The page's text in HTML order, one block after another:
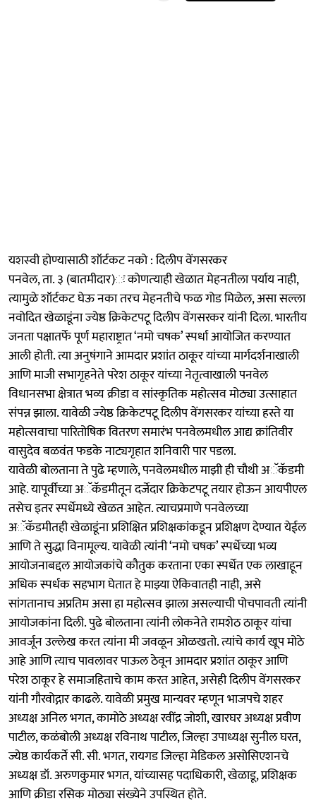
यशस्‍वी होण्यासाठी शॉर्टकट नको : दिलीप वेंगसरकर
पनवेल, ता. ३ (बातमीदार)ः कोणत्‍याही खेळात मेहनतीला पर्याय नाही,
त्यामुळे शॉर्टकट घेऊ नका तरच मेहनतीचे फळ गोड मिळेल, असा सल्ला
नवोदित खेळाडूंना ज्‍येष्ठ क्रिकेटपटू दिलीप वेंगसरकर यांनी दिला. भारतीय
जनता पक्षातर्फे पूर्ण महाराष्ट्रात ‘नमो चषक’ स्पर्धा आयोजित करण्यात
आली होती. त्या अनुषंगाने आमदार प्रशांत ठाकूर यांच्या मार्गदर्शनाखाली
आणि माजी सभागृहनेते परेश ठाकूर यांच्या नेतृत्वाखाली पनवेल
विधानसभा क्षेत्रात भव्य क्रीडा व सांस्कृतिक महोत्सव मोठ्या उत्साहात
संपन्न झाला. यावेळी ज्‍येष्ठ क्रिकेटपटू दिलीप वेंगसरकर यांच्या हस्ते या
महोत्सवाचा पारितोषिक वितरण समारंभ पनवेलमधील आद्य क्रांतिवीर
वासुदेव बळवंत फडके नाट्यगृहात शनिवारी पार पडला.
यावेळी बोलताना ते पुढे म्हणाले, पनवेलमधील माझी ही चौथी अॅकॅडमी
आहे. यापूर्वीच्या अॅकॅडमीतून दर्जेदार क्रिकेटपटू तयार होऊन आयपीएल
तसेच इतर स्पर्धेमध्ये खेळत आहेत. त्याचप्रमाणे पनवेलच्या
अॅकॅडमीतही खेळाडूंना प्रशिक्षित प्रशिक्षकांकडून प्रशिक्षण देण्यात येईल
आणि ते सुद्धा विनामूल्य. यावेळी त्यांनी ‘नमो चषक’ स्पर्धेच्या भव्य
आयोजनाबद्दल आयोजकांचे कौतुक करताना एका स्पर्धेत एक लाखाहून
अधिक स्पर्धक सहभाग घेतात हे माझ्या ऐकिवातही नाही, असे
सांगतानाच अप्रतिम असा हा महोत्सव झाला असल्याची पोचपावती त्यांनी
आयोजकांना दिली. पुढे बोलताना त्यांनी लोकनेते रामशेठ ठाकूर यांचा
आवर्जून उल्लेख करत त्यांना मी जवळून ओळखतो. त्यांचे कार्य खूप मोठे
आहे आणि त्याच पावलावर पाऊल ठेवून आमदार प्रशांत ठाकूर आणि
परेश ठाकूर हे समाजहिताचे काम करत आहेत, असेही दिलीप वेंगसरकर
यांनी गौरवोद्गार काढले. यावेळी प्रमुख मान्यवर म्हणून भाजपचे शहर
अध्यक्ष अनिल भगत, कामोठे अध्यक्ष रवींद्र जोशी, खारघर अध्यक्ष प्रवीण
पाटील, कळंबोली अध्यक्ष रविनाथ पाटील, जिल्हा उपाध्यक्ष सुनील घरत,
ज्येष्ठ कार्यकर्ते सी. सी. भगत, रायगड जिल्हा मेडिकल असोसिएशनचे
अध्यक्ष डॉ. अरुणकुमार भगत, यांच्यासह पदाधिकारी, खेळाडू, प्रशिक्षक
आणि क्रीडा रसिक मोठ्या संख्येने उपस्थित होते.